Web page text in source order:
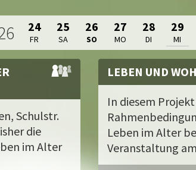
24
FR
25
SA
26
SO
27
MO
28
DI
29
MI
Schulstr.
die
im Alter
LEBEN UND
In diesem
Leben im Alter
Veranstaltung